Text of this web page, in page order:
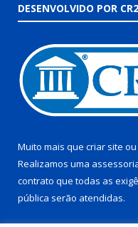
DESENVOLVIDO POR CR2
Muito mais que criar site ou
Realizamos uma
contrato que todas as
pública serão atendidas.